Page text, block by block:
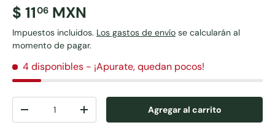
$ 1106 MXN
Impuestos incluidos. Los gastos de envío se calcularán al
momento de pagar.
4 disponibles - ¡Apurate, quedan pocos!
-
+ Agregar al carrito